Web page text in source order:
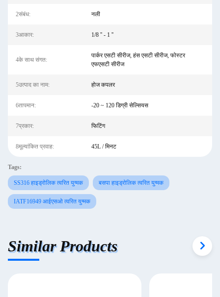
2संबंध: नली
3आकार: 1/8 '' - 1 ''
4के साथ संगत:
पार्कर एसटी सीरीज, हंस एसटी सीरीज, फोस्टर
एफएसटी सीरीज
5उत्पाद का नाम: होज कपलर
6तापमान: -20 ~ 120 डिग्री सेल्सियस
7प्रकार: फिटिंग
8मूल्यांकित प्रवाह: 45L / मिनट
Tags:
SS316 हाइड्रोलिक त्वरित युग्मक बसपा हाइड्रोलिक त्वरित युग्मक
IATF16949 आईएसओ त्वरित युग्मक
Similar Products